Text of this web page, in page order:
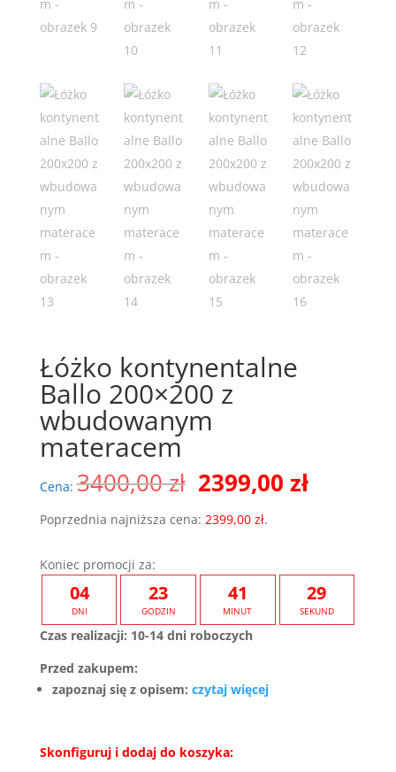
Łóżko kontynentalne
Ballo 200×200 z
wbudowanym
materacem
Cena: 3400,00zł Pierwotna
cena
wynosiła:
2399,00 zł
Poprzednia najniższa cena: 2399,00 zł.
Koniec promocji za:
04
DNI
23
GODZIN
41
MINUT
28
SEKUND
Czas realizacji: 10-14 dni roboczych
Przed zakupem:
zapoznaj się z opisem: czytaj więcej
Skonfiguruj i dodaj do koszyka: